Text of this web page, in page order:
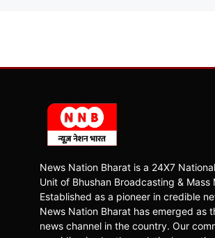
News Nation Bharat is a 24X7
Unit of Bhushan Broadcasting & Mass
Established as a pioneer in credible
News Nation Bharat has emerged as
news channel in the country. Our